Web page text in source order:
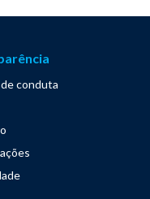
conduta